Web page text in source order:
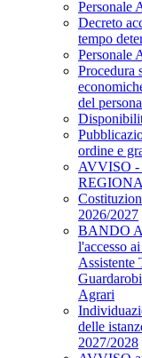
Personale
Decreto
tempo
Personale
Procedura
del
ordine e
AVVISO -
2026/2027
BANDO
l'accesso
Assistente
Agrari
delle
2027/2028